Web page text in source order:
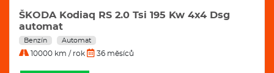
ŠKODA Kodiaq RS 2.0 Tsi 195 Kw 4x4 Dsg
automat
Benzín Automat
10000 km / rok 36 měsíců